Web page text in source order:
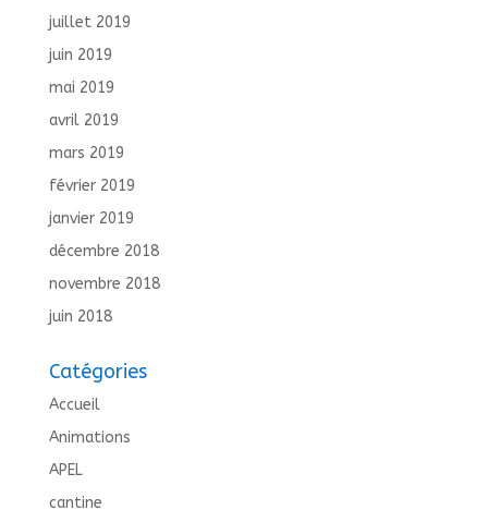
juillet 2019
juin 2019
mai 2019
avril 2019
mars 2019
février 2019
janvier 2019
décembre 2018
novembre 2018
juin 2018
Catégories
Accueil
Animations
APEL
cantine